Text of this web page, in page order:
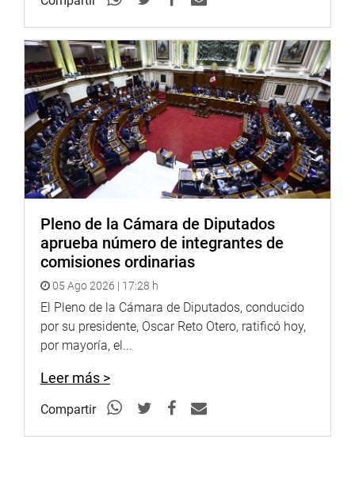
traerá la Integración de la Infraestructura Regional
Sudamericana (IIRSA) y el Nuevo Terminal Portuario
Yurimaguas Nueva Reforma.
OFICINA DE COMUNICACIONES
Pleno de la Cámara de Diputados
aprueba número de integrantes de
comisiones ordinarias
05 Ago 2026 | 17:28 h
El Pleno de la Cámara de Diputados, conducido
por su presidente, Oscar Reto Otero, ratificó hoy,
por mayoría, el...
Leer más >
Compartir